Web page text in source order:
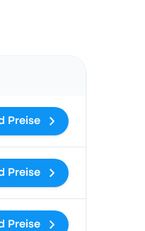
Preise
Preise
Preise